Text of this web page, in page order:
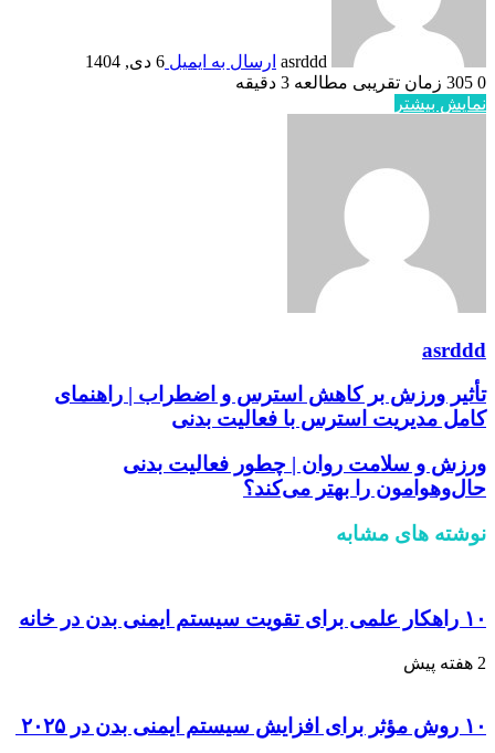
asrddd ارسال به ایمیل 6 دی, 1404
0
زمان تقریبی مطالعه 3 دقیقه
نمایش بیشتر
asrddd
تأثیر ورزش بر کاهش استرس و اضطراب | راهنمای
کامل مدیریت استرس با فعالیت بدنی
ورزش و سلامت روان | چطور فعالیت بدنی
حال‌وهوامون را بهتر می‌کند؟
نوشته های مشابه
۱۰ راهکار علمی برای تقویت سیستم ایمنی بدن در خانه
2 هفته پیش
۱۰ روش مؤثر برای افزایش سیستم ایمنی بدن در ۲۰۲۵